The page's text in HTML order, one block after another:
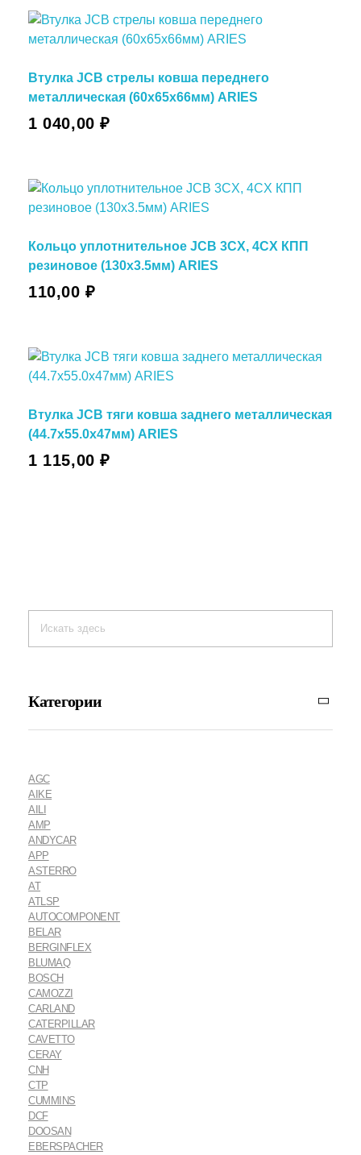
Втулка JCB стрелы ковша переднего
металлическая (60х65х66мм) ARIES
1 040,00₽
Кольцо уплотнительное JCB 3CX, 4CX КПП
резиновое (130х3.5мм) ARIES
110,00₽
Втулка JCB тяги ковша заднего металлическая
(44.7х55.0х47мм) ARIES
1 115,00₽
Категории
AGC
AIKE
AILI
AMP
ANDYCAR
APP
ASTERRO
AT
ATLSP
AUTOCOMPONENT
BELAR
BERGINFLEX
BLUMAQ
BOSCH
CAMOZZI
CARLAND
CATERPILLAR
CAVETTO
CERAY
CNH
CTP
CUMMINS
DCF
DOOSAN
EBERSPACHER